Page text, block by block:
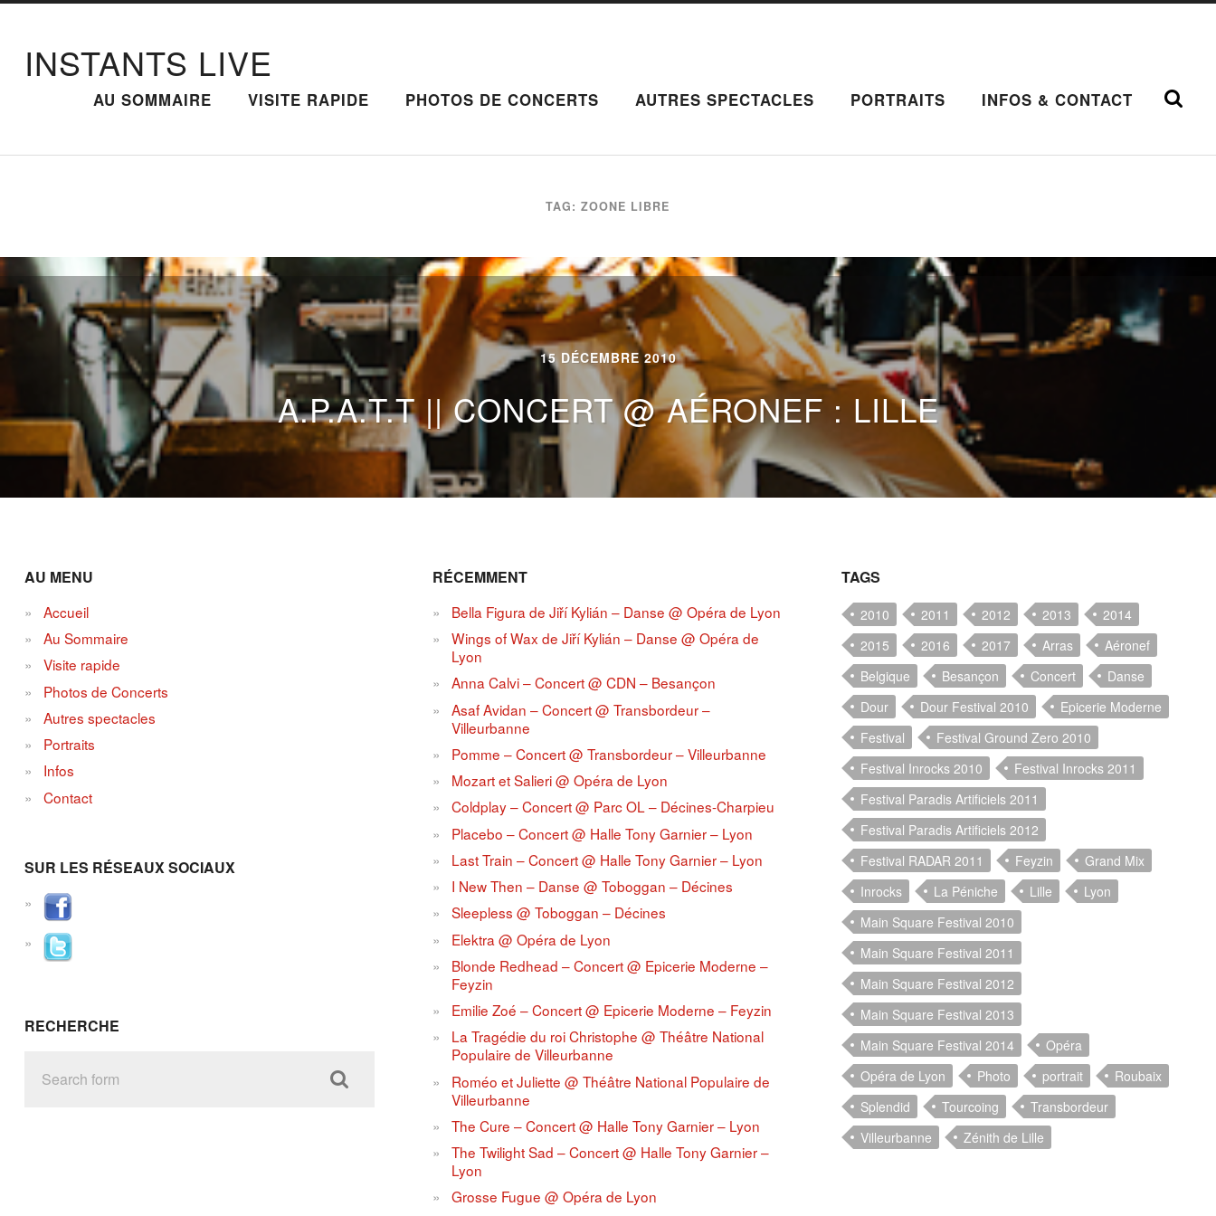
INSTANTS LIVE
AU SOMMAIRE VISITE RAPIDE PHOTOS DE CONCERTS AUTRES SPECTACLES PORTRAITS INFOS & CONTACT
TAG: ZOONE LIBRE
15 DÉCEMBRE 2010
A.P.A.T.T || CONCERT @ AÉRONEF : LILLE
AU MENU
Accueil
Au Sommaire
Visite rapide
Photos de Concerts
Autres spectacles
Portraits
Infos
Contact
SUR LES RÉSEAUX SOCIAUX
RECHERCHE
RÉCEMMENT
Bella Figura de Jiří Kylián – Danse @ Opéra de Lyon
Wings of Wax de Jiří Kylián – Danse @ Opéra de
Lyon
Anna Calvi – Concert @ CDN – Besançon
Asaf Avidan – Concert @ Transbordeur –
Villeurbanne
Pomme – Concert @ Transbordeur – Villeurbanne
Mozart et Salieri @ Opéra de Lyon
Coldplay – Concert @ Parc OL – Décines-Charpieu
Placebo – Concert @ Halle Tony Garnier – Lyon
Last Train – Concert @ Halle Tony Garnier – Lyon
I New Then – Danse @ Toboggan – Décines
Sleepless @ Toboggan – Décines
Elektra @ Opéra de Lyon
Blonde Redhead – Concert @ Epicerie Moderne –
Feyzin
Emilie Zoé – Concert @ Epicerie Moderne – Feyzin
La Tragédie du roi Christophe @ Théâtre National
Populaire de Villeurbanne
Roméo et Juliette @ Théâtre National Populaire de
Villeurbanne
The Cure – Concert @ Halle Tony Garnier – Lyon
The Twilight Sad – Concert @ Halle Tony Garnier –
Lyon
Grosse Fugue @ Opéra de Lyon
TAGS
2010 2011 2012 2013
2014
2015
2016 2017 Arras
Aéronef
Belgique
Besançon Concert
Danse
Dour
Dour Festival 2010
Epicerie Moderne
Festival
Festival Ground Zero 2010
Festival Inrocks 2010
Festival Inrocks 2011
Festival Paradis Artificiels 2011
Festival Paradis Artificiels 2012
Festival RADAR 2011
Feyzin
Grand Mix
Inrocks
La Péniche Lille
Lyon
Main Square Festival 2010
Main Square Festival 2011
Main Square Festival 2012
Main Square Festival 2013
Main Square Festival 2014
Opéra
Opéra de Lyon
Photo portrait
Roubaix
Splendid
Tourcoing
Transbordeur
Villeurbanne
Zénith de Lille